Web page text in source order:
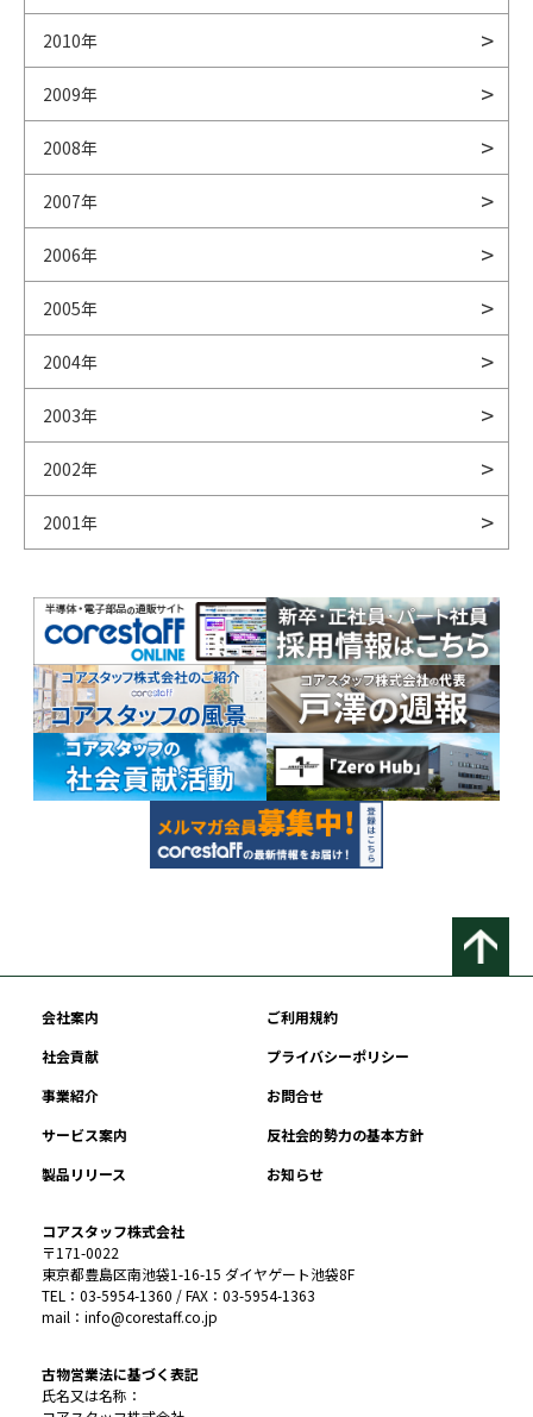
2010年
2009年
2008年
2007年
2006年
2005年
2004年
2003年
2002年
2001年
会社案内
ご利用規約
社会貢献
プライバシーポリシー
事業紹介
お問合せ
サービス案内
反社会的勢力の基本方針
製品リリース
お知らせ
コアスタッフ株式会社
〒171-0022
東京都豊島区南池袋1-16-15 ダイヤゲート池袋8F
TEL：03-5954-1360 / FAX：03-5954-1363
mail：info@corestaff.co.jp
古物営業法に基づく表記
氏名又は名称：